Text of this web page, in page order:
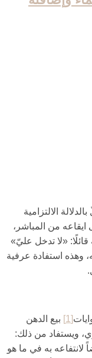
الالتزامية
من المباشر،
«لا تدخل عليّ»
وهذه استفادة عرفية
[1]
بيع الدهن
ويستفاد من ذلك:
به في ما هو